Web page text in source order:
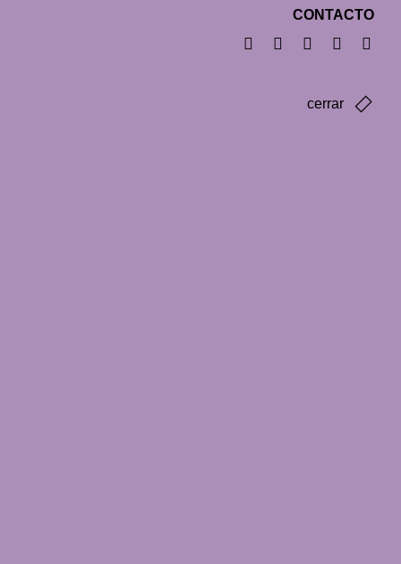
CONTACTO
cerrar